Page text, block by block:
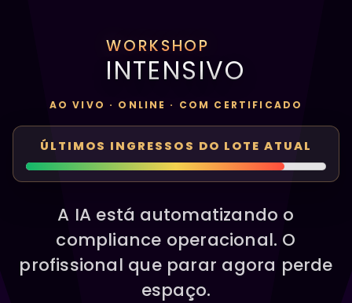
WORKSHOP
INTENSIVO
AO VIVO · ONLINE · COM CERTIFICADO
ÚLTIMOS INGRESSOS DO LOTE ATUAL
A IA está automatizando o
compliance operacional. O
profissional que parar agora perde
espaço.